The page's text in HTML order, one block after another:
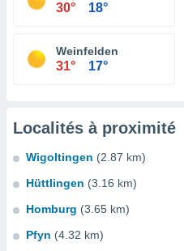
30° 18°
Weinfelden
31° 17°
Localités à proximité
Wigoltingen (2.87 km)
Hüttlingen (3.16 km)
Homburg (3.65 km)
Pfyn (4.32 km)